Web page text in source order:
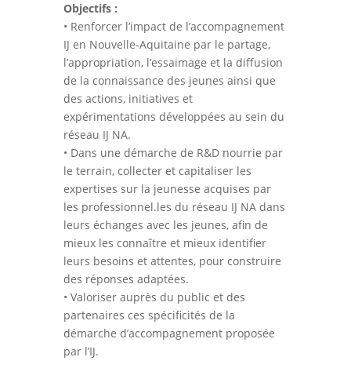
Objectifs :
• Renforcer l’impact de l’accompagnement
IJ en Nouvelle-Aquitaine par le partage,
l’appropriation, l’essaimage et la diffusion
de la connaissance des jeunes ainsi que
des actions, initiatives et
expérimentations développées au sein du
réseau IJ NA.
• Dans une démarche de R&D nourrie par
le terrain, collecter et capitaliser les
expertises sur la jeunesse acquises par
les professionnel.les du réseau IJ NA dans
leurs échanges avec les jeunes, afin de
mieux les connaître et mieux identifier
leurs besoins et attentes, pour construire
des réponses adaptées.
• Valoriser auprès du public et des
partenaires ces spécificités de la
démarche d’accompagnement proposée
par l’IJ.